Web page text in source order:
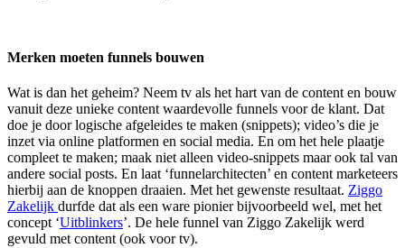
Merken moeten funnels bouwen
Wat is dan het geheim? Neem tv als het hart van de content en bouw
vanuit deze unieke content waardevolle funnels voor de klant. Dat
doe je door logische afgeleides te maken (snippets); video’s die je
inzet via online platformen en social media. En om het hele plaatje
compleet te maken; maak niet alleen video-snippets maar ook tal van
andere social posts. En laat ‘funnelarchitecten’ en content marketeers
hierbij aan de knoppen draaien. Met het gewenste resultaat. Ziggo
Zakelijk durfde dat als een ware pionier bijvoorbeeld wel, met het
concept ‘Uitblinkers’. De hele funnel van Ziggo Zakelijk werd
gevuld met content (ook voor tv).